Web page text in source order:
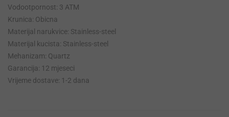
Vodootpornost: 3 ATM
Krunica: Obicna
Materijal narukvice: Stainless-steel
Materijal kucista: Stainless-steel
Mehanizam: Quartz
Garancija: 12 mjeseci
Vrijeme dostave: 1-2 dana